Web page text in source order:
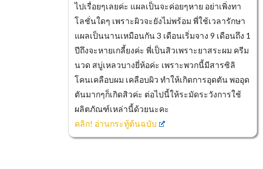
ไปเรื่อยๆเลยค่ะ แผลเป็นจะค่อยๆหาย อย่าเพิ่งทา
โลชั่นใดๆ เพราะผิวจะยังไม่พร้อม พี่ใช้เวลารักษา
แผลเป็นนานเหมือนกัน 3 เดือนเริ่มจาง 9 เดือนถึง 1
ปีถึงจะหายเกลี้ยงค่ะ พี่เป็นสิวเพราะยาสระผม ครีม
นวด สบู่เหลวบางยี่ห้อค่ะ เพราะพวกนี้มีสารซิลิ
โคนเคลือบผม เคลือบผิว ทำให้เกิดการอุดตัน พออุด
ตันมากๆก็เกิดสิวค่ะ ต่อไปนี้ให้ระมัดระวังการใช้
ผลิตภัณฑ์เหล่านี้ด้วยนะคะ
คลิก! อ่านกระทู้ต้นฉบับ